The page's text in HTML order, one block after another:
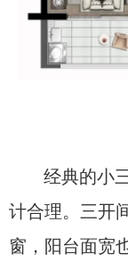
经典的小
计合理。三开
窗，阳台面宽